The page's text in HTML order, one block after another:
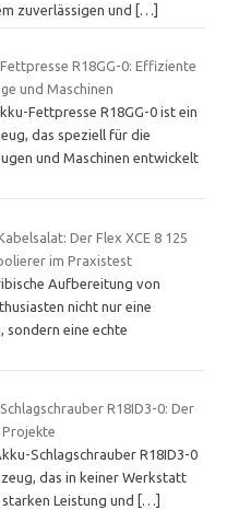
zuverlässigen und
[…]
Fettpresse R18GG-0: Effiziente
und Maschinen
Fettpresse R18GG-0 ist ein
das speziell für die
und Maschinen entwickelt
Der Flex XCE 8 125
im Praxistest
Aufbereitung von
nicht nur eine
sondern eine echte
R18ID3-0: Der
Schlagschrauber R18ID3-0
das in keiner Werkstatt
Leistung und
[…]